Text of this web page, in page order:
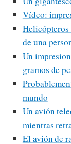
Vídeo:
Helicópteros
de una
Un
gramos de
mundo
Un avión
mientras
El avión de